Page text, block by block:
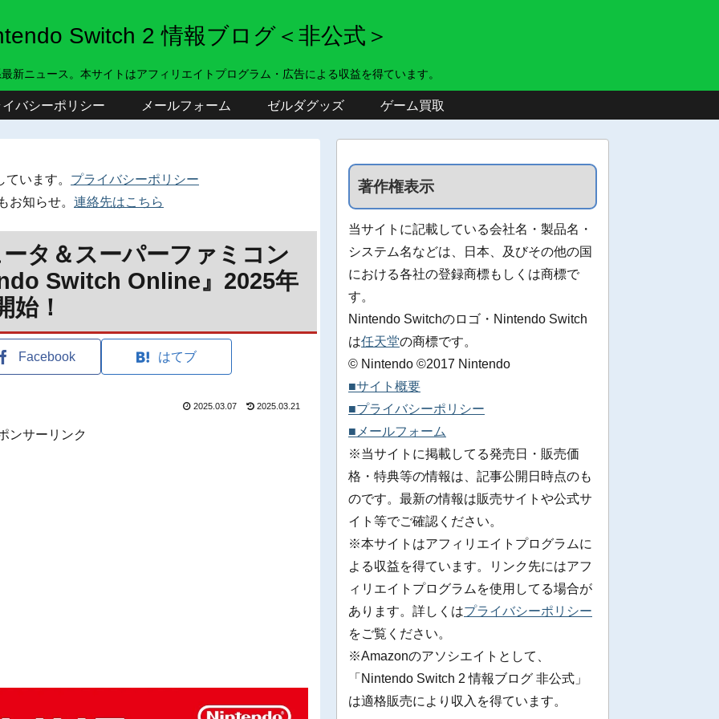
Switch 2 情報ブログ＜非公式＞
新ニュース。本サイトはアフィリエイトプログラム・広告による収益を得ています。
バシーポリシー メールフォーム ゼルダグッズ ゲーム買取
います。 プライバシーポリシー
お知らせ。 連絡先はこちら
タ＆スーパーファミコン
Switch Online』2025年
始！
Facebook はてブ
2025.03.07 2025.03.21
ンサーリンク
著作権表示
当サイトに記載している会社名・製品名・
システム名などは、日本、及びその他の国
における各社の登録商標もしくは商標で
す。
Nintendo Switchのロゴ・Nintendo Switch
は任天堂の商標です。
© Nintendo ©2017 Nintendo
■サイト概要
■プライバシーポリシー
■メールフォーム
※当サイトに掲載してる発売日・販売価
格・特典等の情報は、記事公開日時点のも
のです。最新の情報は販売サイトや公式サ
イト等でご確認ください。
※本サイトはアフィリエイトプログラムに
よる収益を得ています。リンク先にはアフ
ィリエイトプログラムを使用してる場合が
あります。詳しくはプライバシーポリシー
をご覧ください。
※Amazonのアソシエイトとして、
「Nintendo Switch 2 情報ブログ 非公式」
は適格販売により収入を得ています。